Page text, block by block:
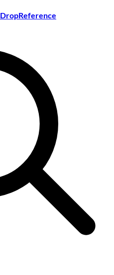
DropReference